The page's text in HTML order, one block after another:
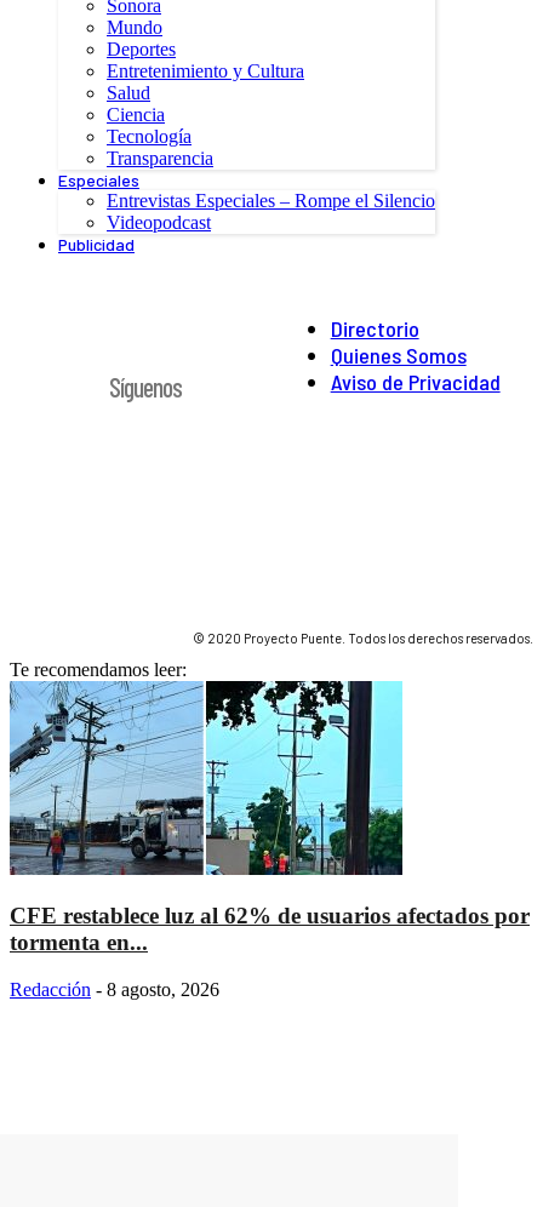
Sonora
Mundo
Deportes
Entretenimiento y Cultura
Salud
Ciencia
Tecnología
Transparencia
Especiales
Entrevistas Especiales – Rompe el Silencio
Videopodcast
Publicidad
Directorio
Quienes Somos
Aviso de Privacidad
Síguenos
© 2020 Proyecto Puente. Todos los derechos reservados.
Te recomendamos leer:
CFE restablece luz al 62% de usuarios afectados por
tormenta en...
Redacción - 8 agosto, 2026